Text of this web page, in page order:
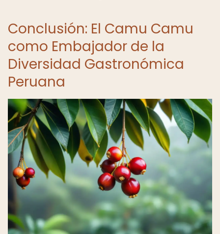
Conclusión: El Camu Camu
como Embajador de la
Diversidad Gastronómica
Peruana